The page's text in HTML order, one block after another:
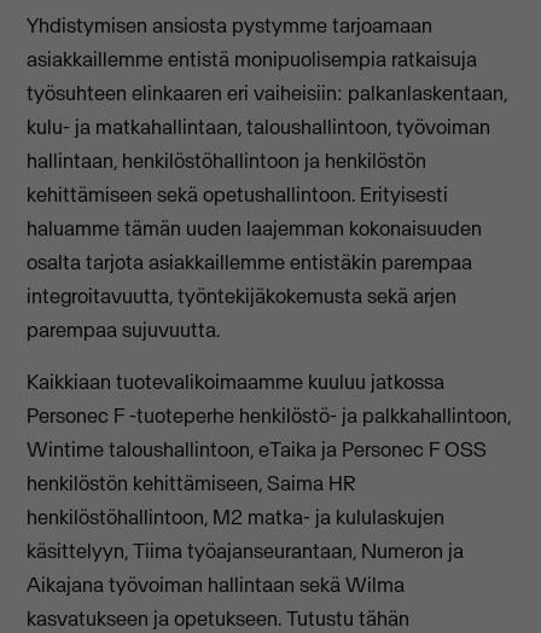
Yhdistymisen ansiosta pystymme tarjoamaan
asiakkaillemme entistä monipuolisempia ratkaisuja
työsuhteen elinkaaren eri vaiheisiin: palkanlaskentaan,
kulu- ja matkahallintaan, taloushallintoon, työvoiman
hallintaan, henkilöstöhallintoon ja henkilöstön
kehittämiseen sekä opetushallintoon. Erityisesti
haluamme tämän uuden laajemman kokonaisuuden
osalta tarjota asiakkaillemme entistäkin parempaa
integroitavuutta, työntekijäkokemusta sekä arjen
parempaa sujuvuutta.
Kaikkiaan tuotevalikoimaamme kuuluu jatkossa
Personec F -tuoteperhe henkilöstö- ja palkkahallintoon,
Wintime taloushallintoon, eTaika ja Personec F OSS
henkilöstön kehittämiseen, Saima HR
henkilöstöhallintoon, M2 matka- ja kululaskujen
käsittelyyn, Tiima työajanseurantaan, Numeron ja
Aikajana työvoiman hallintaan sekä Wilma
kasvatukseen ja opetukseen. Tutustu tähän